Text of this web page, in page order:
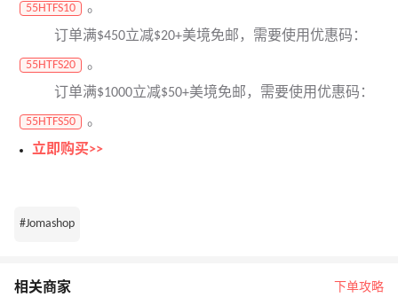
55HTFS10
。
订单满$450立减$20+美境免邮，需要使用优惠码：
55HTFS20
。
订单满$1000立减$50+美境免邮，需要使用优惠码：
55HTFS50
。
立即购买>>
#Jomashop
相关商家 下单攻略